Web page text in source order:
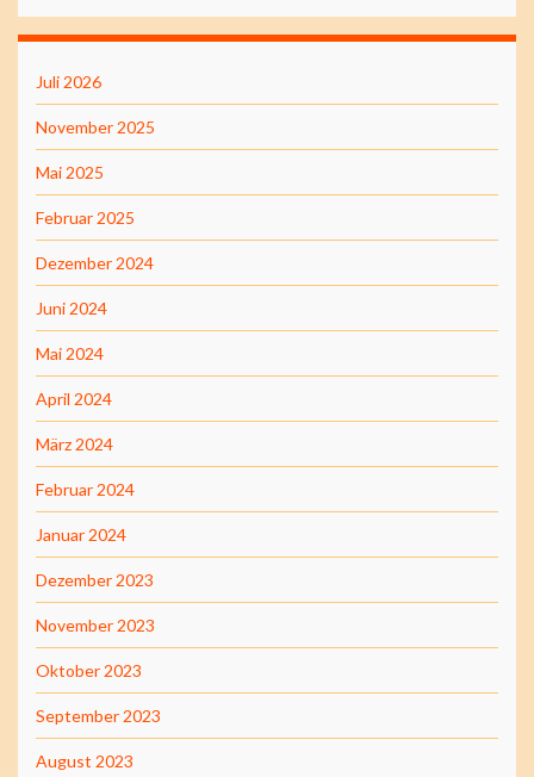
Juli 2026
November 2025
Mai 2025
Februar 2025
Dezember 2024
Juni 2024
Mai 2024
April 2024
März 2024
Februar 2024
Januar 2024
Dezember 2023
November 2023
Oktober 2023
September 2023
August 2023